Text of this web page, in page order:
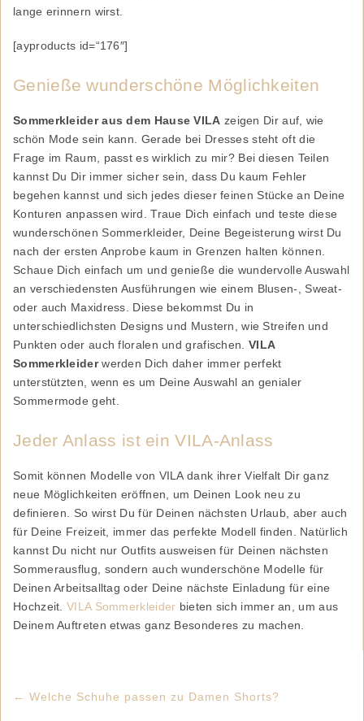
lange erinnern wirst.
[ayproducts id=“176″]
Genieße wunderschöne Möglichkeiten
Sommerkleider aus dem Hause VILA zeigen Dir auf, wie
schön Mode sein kann. Gerade bei Dresses steht oft die
Frage im Raum, passt es wirklich zu mir? Bei diesen Teilen
kannst Du Dir immer sicher sein, dass Du kaum Fehler
begehen kannst und sich jedes dieser feinen Stücke an Deine
Konturen anpassen wird. Traue Dich einfach und teste diese
wunderschönen Sommerkleider, Deine Begeisterung wirst Du
nach der ersten Anprobe kaum in Grenzen halten können.
Schaue Dich einfach um und genieße die wundervolle Auswahl
an verschiedensten Ausführungen wie einem Blusen-, Sweat-
oder auch Maxidress. Diese bekommst Du in
unterschiedlichsten Designs und Mustern, wie Streifen und
Punkten oder auch floralen und grafischen. VILA
Sommerkleiderwerden Dich daher immer perfekt
unterstützten, wenn es um Deine Auswahl an genialer
Sommermode geht.
Jeder Anlass ist ein VILA-Anlass
Somit können Modelle von VILA dank ihrer Vielfalt Dir ganz
neue Möglichkeiten eröffnen, um Deinen Look neu zu
definieren. So wirst Du für Deinen nächsten Urlaub, aber auch
für Deine Freizeit, immer das perfekte Modell finden. Natürlich
kannst Du nicht nur Outfits ausweisen für Deinen nächsten
Sommerausflug, sondern auch wunderschöne Modelle für
Deinen Arbeitsalltag oder Deine nächste Einladung für eine
Hochzeit. VILA Sommerkleider bieten sich immer an, um aus
Deinem Auftreten etwas ganz Besonderes zu machen.
← Welche Schuhe passen zu Damen Shorts?